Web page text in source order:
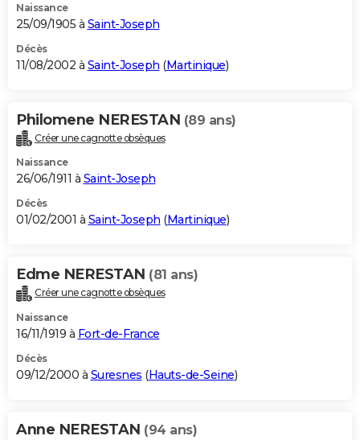
Naissance
25/09/1905 à Saint-Joseph
Décès
11/08/2002 à Saint-Joseph (Martinique)
Philomene NERESTAN (89 ans)
Créer une cagnotte obsèques
Naissance
26/06/1911 à Saint-Joseph
Décès
01/02/2001 à Saint-Joseph (Martinique)
Edme NERESTAN (81 ans)
Créer une cagnotte obsèques
Naissance
16/11/1919 à Fort-de-France
Décès
09/12/2000 à Suresnes (Hauts-de-Seine)
Anne NERESTAN (94 ans)